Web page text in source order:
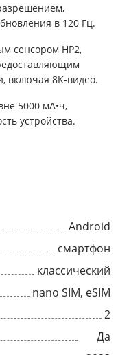
в 120 Гц.
сенсором HP2,
включая 8K-видео.
5000 мА•ч,
устройства.
Android
смартфон
классический
nano SIM, eSIM
2
Да